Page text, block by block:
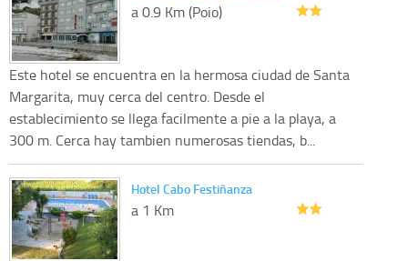
a 0.9 Km (Poio)
Este hotel se encuentra en la hermosa ciudad de Santa
Margarita, muy cerca del centro. Desde el
establecimiento se llega facilmente a pie a la playa, a
300 m. Cerca hay tambien numerosas tiendas, b...
Hotel Cabo Festiñanza
a 1 Km